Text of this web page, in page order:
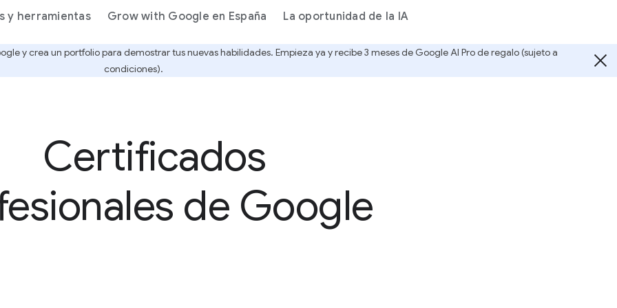
y herramientas Grow with Google en España La oportunidad de la IA
y crea un portfolio para demostrar tus nuevas habilidades. Empieza ya y recibe 3 meses de Google AI Pro de regalo (sujeto a
condiciones).
Certificados
de Google